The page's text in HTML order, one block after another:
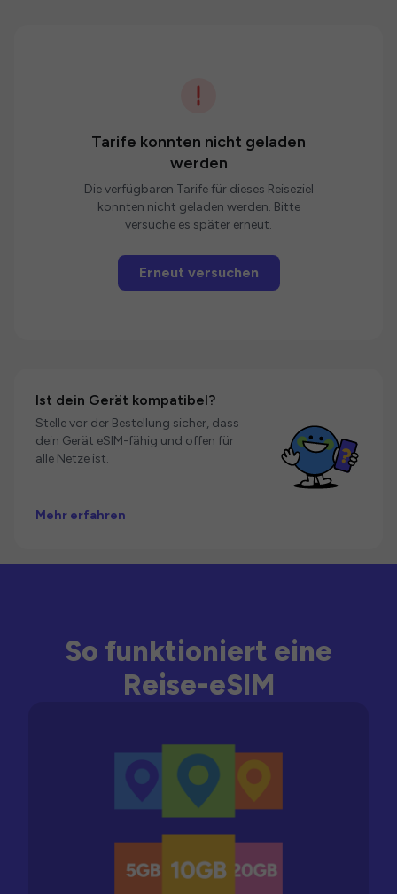
Tarife konnten nicht geladen
werden
Die verfügbaren Tarife für dieses Reiseziel
konnten nicht geladen werden. Bitte
versuche es später erneut.
Erneut versuchen
Ist dein Gerät kompatibel?
Stelle vor der Bestellung sicher, dass
dein Gerät eSIM-fähig und offen für
alle Netze ist.
Mehr erfahren
So funktioniert eine
Reise-eSIM